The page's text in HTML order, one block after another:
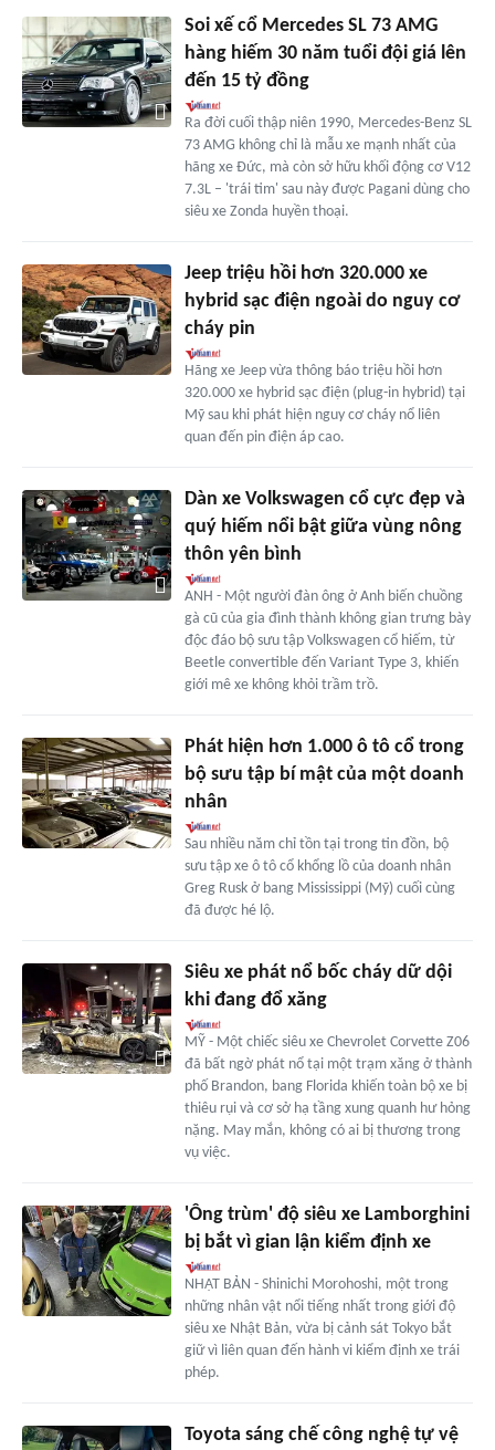
Soi xế cổ Mercedes SL 73 AMG
hàng hiếm 30 năm tuổi đội giá lên
đến 15 tỷ đồng
Ra đời cuối thập niên 1990, Mercedes-Benz SL
73 AMG không chỉ là mẫu xe mạnh nhất của
hãng xe Đức, mà còn sở hữu khối động cơ V12
7.3L – 'trái tim' sau này được Pagani dùng cho
siêu xe Zonda huyền thoại.
Jeep triệu hồi hơn 320.000 xe
hybrid sạc điện ngoài do nguy cơ
cháy pin
Hãng xe Jeep vừa thông báo triệu hồi hơn
320.000 xe hybrid sạc điện (plug-in hybrid) tại
Mỹ sau khi phát hiện nguy cơ cháy nổ liên
quan đến pin điện áp cao.
Dàn xe Volkswagen cổ cực đẹp và
quý hiếm nổi bật giữa vùng nông
thôn yên bình
ANH - Một người đàn ông ở Anh biến chuồng
gà cũ của gia đình thành không gian trưng bày
độc đáo bộ sưu tập Volkswagen cổ hiếm, từ
Beetle convertible đến Variant Type 3, khiến
giới mê xe không khỏi trầm trồ.
Phát hiện hơn 1.000 ô tô cổ trong
bộ sưu tập bí mật của một doanh
nhân
Sau nhiều năm chỉ tồn tại trong tin đồn, bộ
sưu tập xe ô tô cổ khổng lồ của doanh nhân
Greg Rusk ở bang Mississippi (Mỹ) cuối cùng
đã được hé lộ.
Siêu xe phát nổ bốc cháy dữ dội
khi đang đổ xăng
MỸ - Một chiếc siêu xe Chevrolet Corvette Z06
đã bất ngờ phát nổ tại một trạm xăng ở thành
phố Brandon, bang Florida khiến toàn bộ xe bị
thiêu rụi và cơ sở hạ tầng xung quanh hư hỏng
nặng. May mắn, không có ai bị thương trong
vụ việc.
'Ông trùm' độ siêu xe Lamborghini
bị bắt vì gian lận kiểm định xe
NHẬT BẢN - Shinichi Morohoshi, một trong
những nhân vật nổi tiếng nhất trong giới độ
siêu xe Nhật Bản, vừa bị cảnh sát Tokyo bắt
giữ vì liên quan đến hành vi kiểm định xe trái
phép.
Toyota sáng chế công nghệ tự vệ